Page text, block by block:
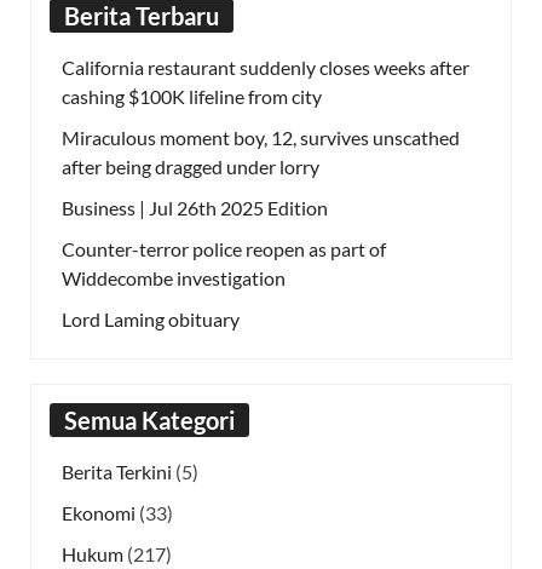
Berita Terbaru
California restaurant suddenly closes weeks after
cashing $100K lifeline from city
Miraculous moment boy, 12, survives unscathed
after being dragged under lorry
Business | Jul 26th 2025 Edition
Counter-terror police reopen as part of
Widdecombe investigation
Lord Laming obituary
Semua Kategori
Berita Terkini (5)
Ekonomi (33)
Hukum (217)